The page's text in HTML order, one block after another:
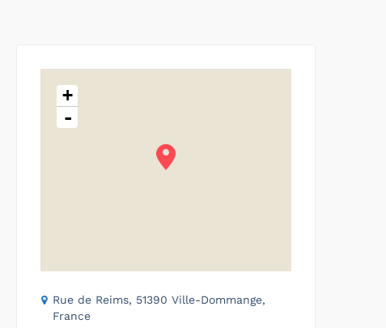
+
-
Rue de Reims, 51390 Ville-Dommange,
France